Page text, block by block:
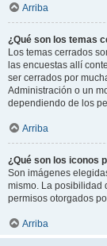
Arriba
¿Qué son los temas
Los temas cerrados
las encuestas allí
ser cerrados por
Administración o un
dependiendo de los
Arriba
¿Qué son los iconos
Son imágenes
mismo. La posibilidad
permisos otorgados
Arriba